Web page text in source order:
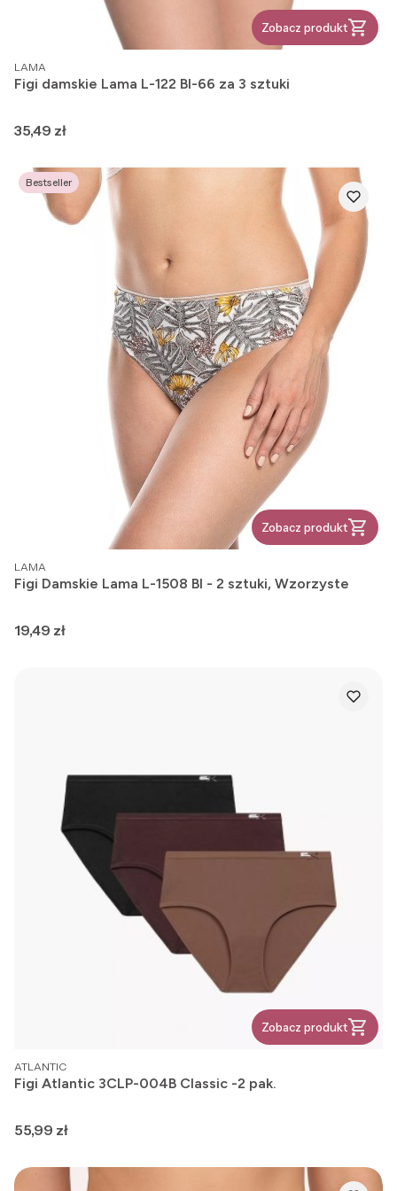
Zobacz produkt
PRODUCENT
LAMA
Figi damskie Lama L-122 BI-66 za 3 sztuki
Cena
35,49 zł
Bestseller
Zobacz produkt
PRODUCENT
LAMA
Figi Damskie Lama L-1508 BI - 2 sztuki, Wzorzyste
Cena
19,49 zł
Zobacz produkt
PRODUCENT
ATLANTIC
Figi Atlantic 3CLP-004B Classic -2 pak.
Cena
55,99 zł